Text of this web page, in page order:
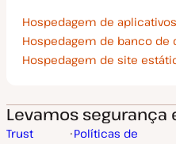
Hospedagem de aplicativos
Hospedagem de banco de
Hospedagem de site
Levamos segurança
Trust
Políticas de